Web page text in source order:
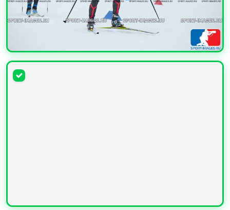
УВЕЛИЧИТЬ